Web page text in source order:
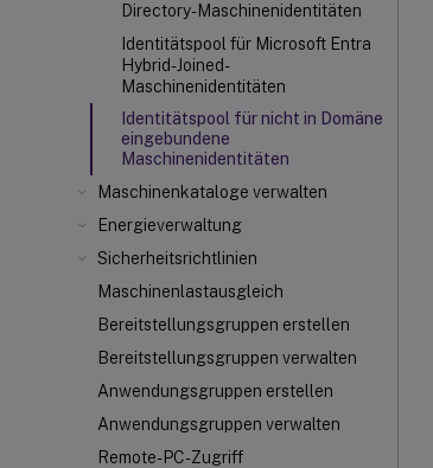
Directory-Maschinenidentitäten
Identitätspool für Microsoft Entra
Hybrid-Joined-
Maschinenidentitäten
Identitätspool für nicht in Domäne
eingebundene
Maschinenidentitäten
Maschinenkataloge verwalten
Energieverwaltung
Sicherheitsrichtlinien
Maschinenlastausgleich
Bereitstellungsgruppen erstellen
Bereitstellungsgruppen verwalten
Anwendungsgruppen erstellen
Anwendungsgruppen verwalten
Remote-PC-Zugriff